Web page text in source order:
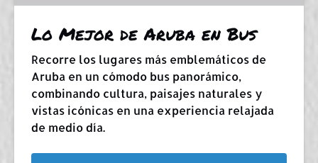
Lo Mejor de Aruba en Bus
Recorre los lugares más emblemáticos de
Aruba en un cómodo bus panorámico,
combinando cultura, paisajes naturales y
vistas icónicas en una experiencia relajada
de medio día.